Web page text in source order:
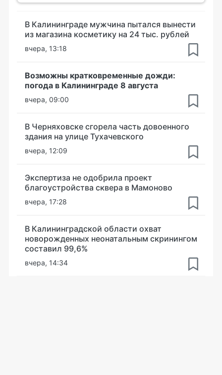
В Калининграде мужчина пытался вынести
из магазина косметику на 24 тыс. рублей
вчера, 13:18
Возможны кратковременные дожди:
погода в Калининграде 8 августа
вчера, 09:00
В Черняховске сгорела часть довоенного
здания на улице Тухачевского
вчера, 12:09
Экспертиза не одобрила проект
благоустройства сквера в Мамоново
вчера, 17:28
В Калининградской области охват
новорожденных неонатальным скринингом
составил 99,6%
вчера, 14:34